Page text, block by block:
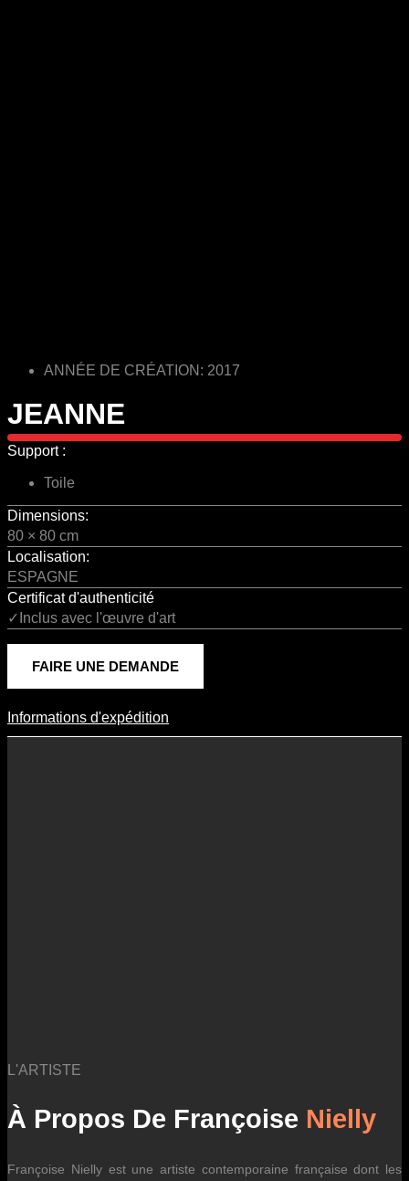
ANNÉE DE CRÉATION: 2017
JEANNE
Support :
Toile
Dimensions:
80 × 80 cm
Localisation:
ESPAGNE
Certificat d'authenticité
✓Inclus avec l'œuvre d'art
FAIRE UNE DEMANDE
Informations D'expédition
Informations d'expédition
L'ARTISTE
À Propos De Françoise Nielly
Françoise Nielly est une artiste contemporaine française dont les